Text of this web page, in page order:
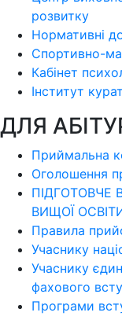
розвитку
Нормативні
Спортивно-
Кабінет
Інститут
ДЛЯ
Приймальна
Оголошення
ПІДГОТОВЧЕ
ВИЩОЇ
Правила
Учаснику
Учаснику
фахового
Програми